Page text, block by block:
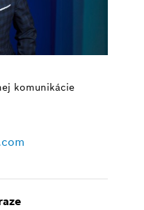
komunikácie